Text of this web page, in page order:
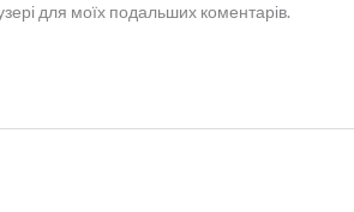
для моїх подальших коментарів.